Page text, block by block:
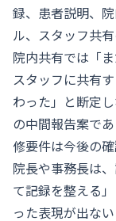
録、患者説明、
ル、スタッフ共有
院内共有では「
スタッフに共有
わった」と断定
の中間報告案で
修要件は今後の確
院長や事務長は
て記録を整える
った表現が出ない